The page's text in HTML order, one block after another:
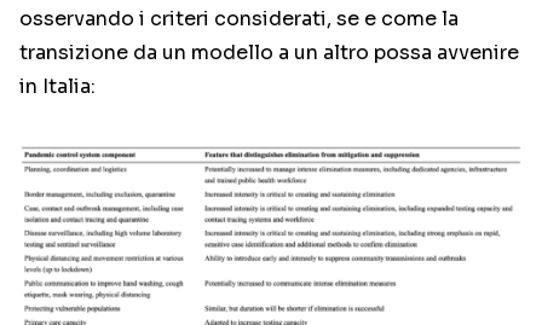
osservando i criteri considerati, se e come la
transizione da un modello a un altro possa avvenire
in Italia: